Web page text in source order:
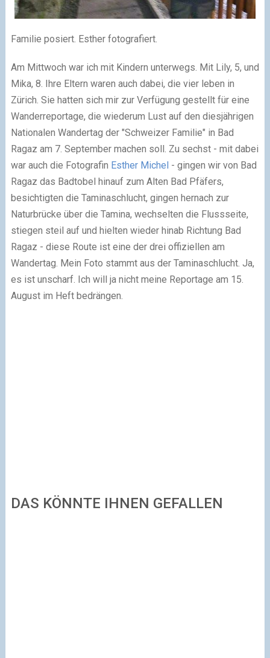
Familie posiert. Esther fotografiert.
Am Mittwoch war ich mit Kindern unterwegs. Mit Lily, 5, und
Mika, 8. Ihre Eltern waren auch dabei, die vier leben in
Zürich. Sie hatten sich mir zur Verfügung gestellt für eine
Wanderreportage, die wiederum Lust auf den diesjährigen
Nationalen Wandertag der "Schweizer Familie" in Bad
Ragaz am 7. September machen soll. Zu sechst - mit dabei
war auch die Fotografin Esther Michel - gingen wir von Bad
Ragaz das Badtobel hinauf zum Alten Bad Pfäfers,
besichtigten die Taminaschlucht, gingen hernach zur
Naturbrücke über die Tamina, wechselten die Flussseite,
stiegen steil auf und hielten wieder hinab Richtung Bad
Ragaz - diese Route ist eine der drei offiziellen am
Wandertag. Mein Foto stammt aus der Taminaschlucht. Ja,
es ist unscharf. Ich will ja nicht meine Reportage am 15.
August im Heft bedrängen.
DAS KÖNNTE IHNEN GEFALLEN